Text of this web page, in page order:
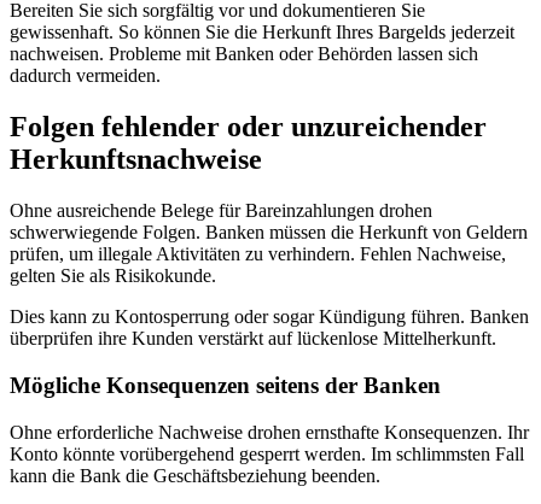
Bereiten Sie sich sorgfältig vor und dokumentieren Sie
gewissenhaft. So können Sie die Herkunft Ihres Bargelds jederzeit
nachweisen. Probleme mit Banken oder Behörden lassen sich
dadurch vermeiden.
Folgen fehlender oder unzureichender
Herkunftsnachweise
Ohne ausreichende Belege für Bareinzahlungen drohen
schwerwiegende Folgen. Banken müssen die Herkunft von Geldern
prüfen, um illegale Aktivitäten zu verhindern. Fehlen Nachweise,
gelten Sie als Risikokunde.
Dies kann zu Kontosperrung oder sogar Kündigung führen. Banken
überprüfen ihre Kunden verstärkt auf lückenlose Mittelherkunft.
Mögliche Konsequenzen seitens der Banken
Ohne erforderliche Nachweise drohen ernsthafte Konsequenzen. Ihr
Konto könnte vorübergehend gesperrt werden. Im schlimmsten Fall
kann die Bank die Geschäftsbeziehung beenden.